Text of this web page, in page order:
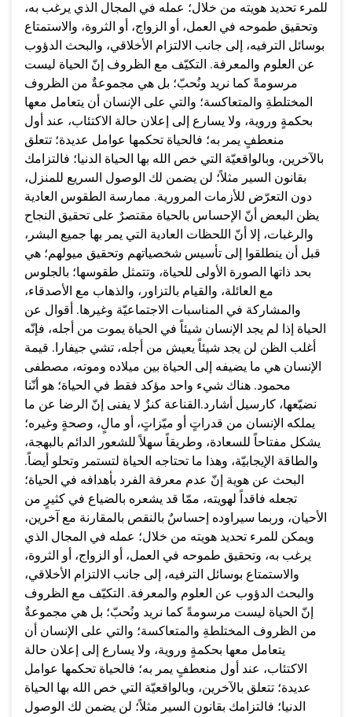
للمرء تحديد هويته من خلال؛ عمله في المجال الذي يرغب به،
وتحقيق طموحه في العمل، أو الزواج، أو الثروة، والاستمتاع
بوسائل الترفيه، إلى جانب الالتزام الأخلاقي، والبحث الدؤوب
عن العلوم والمعرفة. التكيّف مع الظروف إنّ الحياة ليست
مرسومةً كما نريد ونُحبّ؛ بل هي مجموعةٌ من الظروف
المختلطةِ والمتعاكسة؛ والتي على الإنسان أن يتعامل معها
بحكمةٍ وروية، ولا يسارع إلى إعلان حالة الاكتئاب، عند أول
منعطفٍ يمر به؛ فالحياة تحكمها عوامل عديدة؛ تتعلق
بالآخرين، وبالواقعيّة التي خص الله بها الحياة الدنيا؛ فالتزامك
بقانون السير مثلاً؛ لن يضمن لك الوصول السريع للمنزل،
دون التعرّض للأزمات المرورية. ممارسة الطقوس العادية
يظن البعض أنّ الإحساس بالحياة مقتصرٌ على تحقيق النجاح
والرغبات، إلا أنّ اللحظات العادية التي يمر بها جميع البشر،
قبل أن ينطلقوا إلى تأسيس شخصياتهم وتحقيق ميولهم؛ هي
بحد ذاتها الصورة الأولى للحياة، وتتمثل طقوسها؛ بالجلوس
مع العائلة، والقيام بالتزاور، والذهاب مع الأصدقاء،
والمشاركة في المناسبات الاجتماعيّة وغيرها. أقوال عن
الحياة إذا لم يجد الإنسان شيئاً في الحياة يموت من أجله، فإنّه
أغلب الظن لن يجد شيئاً يعيش من أجله، تشي جيفارا. قيمة
الإنسان هي ما يضيفه إلى الحياة بين ميلاده وموته، مصطفى
محمود. هناك شيء واحد مؤكد فقط في الحياة؛ هو أنّنا
نضيّعها، كارسيل أشارد.القناعة كنزٌ لا يفنى إنّ الرضا عن ما
يملكه الإنسان من قدراتٍ أو ميّزاتٍ، أو مالٍ، وصحةٍ وغيره؛
يشكل مفتاحاً للسعادة، وطريقاً سهلاً للشعور الدائم بالبهجة،
والطاقة الإيجابيّة، وهذا ما تحتاجه الحياة لتستمر وتحلو أيضاً.
البحث عن هوية إنّ عدم معرفة الفرد بأهدافه في الحياة؛
تجعله فاقداً لهويته، ممّا قد يشعره بالضياع في كثيرٍ من
الأحيان، وربما سيراوده إحساسٌ بالنقص بالمقارنة مع آخرين،
ويمكن للمرء تحديد هويته من خلال؛ عمله في المجال الذي
يرغب به، وتحقيق طموحه في العمل، أو الزواج، أو الثروة،
والاستمتاع بوسائل الترفيه، إلى جانب الالتزام الأخلاقي،
والبحث الدؤوب عن العلوم والمعرفة. التكيّف مع الظروف
إنّ الحياة ليست مرسومةً كما نريد ونُحبّ؛ بل هي مجموعةٌ
من الظروف المختلطةِ والمتعاكسة؛ والتي على الإنسان أن
يتعامل معها بحكمةٍ وروية، ولا يسارع إلى إعلان حالة
الاكتئاب، عند أول منعطفٍ يمر به؛ فالحياة تحكمها عوامل
عديدة؛ تتعلق بالآخرين، وبالواقعيّة التي خص الله بها الحياة
الدنيا؛ فالتزامك بقانون السير مثلاً؛ لن يضمن لك الوصول